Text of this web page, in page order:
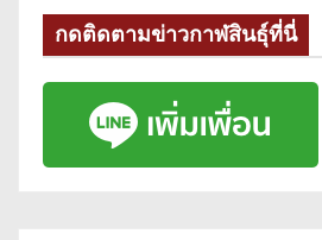
กดติดตามข่าวกาฬสินธุ์ที่นี่